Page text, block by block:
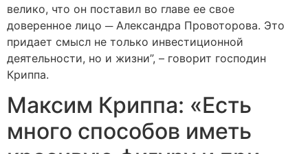
велико, что он поставил во главе ее свое
доверенное лицо ─ Александра Провоторова. Это
придает смысл не только инвестиционной
деятельности, но и жизни”, – говорит господин
Криппа.
Максим Криппа: «Есть
много способов иметь